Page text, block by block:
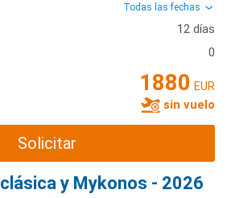
Todas las fechas
12 días
0
1880 EUR
sin vuelo
Solicitar
y Mykonos - 2026